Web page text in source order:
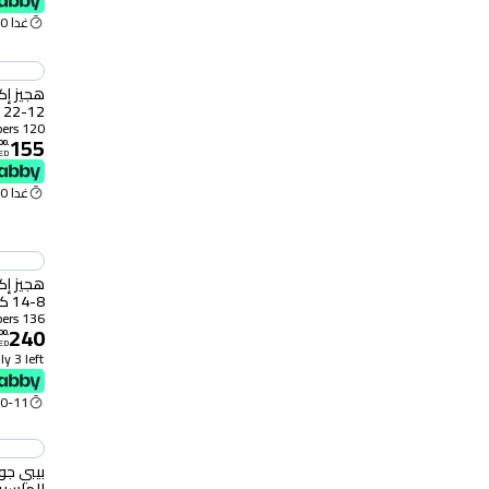
غدا 10:00 ص
12-22 كلغ حزمة جامبو 60 حفاض
120 Diapers
155
.
غدا 10:00 ص
8-14 كلغ حزمة جامبو 68 حفاض
136 Diapers
240
.
3 left
Aug
بيبي